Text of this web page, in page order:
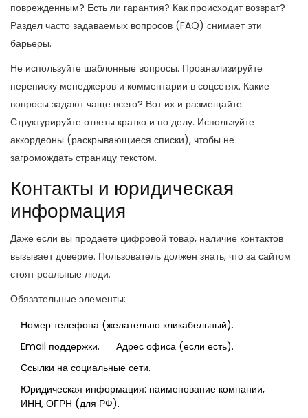
поврежденным? Есть ли гарантия? Как происходит возврат?
Раздел часто задаваемых вопросов (FAQ) снимает эти
барьеры.
Не используйте шаблонные вопросы. Проанализируйте
переписку менеджеров и комментарии в соцсетях. Какие
вопросы задают чаще всего? Вот их и размещайте.
Структурируйте ответы кратко и по делу. Используйте
аккордеоны (раскрывающиеся списки), чтобы не
загромождать страницу текстом.
Контакты и юридическая
информация
Даже если вы продаете цифровой товар, наличие контактов
вызывает доверие. Пользователь должен знать, что за сайтом
стоят реальные люди.
Обязательные элементы:
Номер телефона (желательно кликабельный).
Email поддержки.
Адрес офиса (если есть).
Ссылки на социальные сети.
Юридическая информация: наименование компании,
ИНН, ОГРН (для РФ).